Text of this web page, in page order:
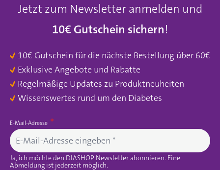
Jetzt zum Newsletter anmelden und
10€ Gutschein sichern!
10€ Gutschein für die nächste Bestellung über 60€
Exklusive Angebote und Rabatte
Regelmäßige Updates zu Produktneuheiten
Wissenswertes rund um den Diabetes
E-Mail-Adresse
Ja, ich möchte den DIASHOP Newsletter abonnieren. Eine
Abmeldung ist jederzeit möglich.